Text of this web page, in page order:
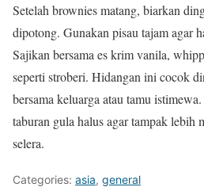
Setelah brownies matang, biarkan
dipotong. Gunakan pisau tajam agar
Sajikan bersama es krim vanila,
seperti stroberi. Hidangan ini cocok
bersama keluarga atau tamu
taburan gula halus agar tampak lebih
selera.
Categories: asia, general